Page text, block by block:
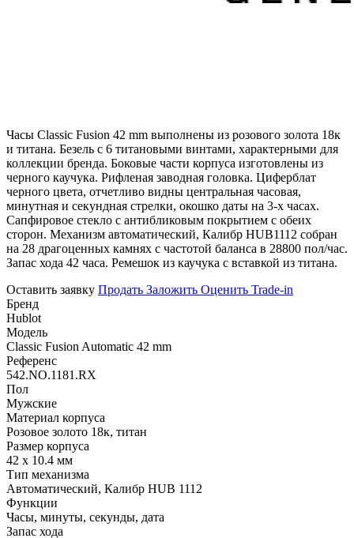
Часы Classic Fusion 42 mm выполнены из розового золота 18к
и титана. Безель с 6 титановыми винтами, характерными для
коллекции бренда. Боковые части корпуса изготовлены из
черного каучука. Рифленая заводная головка. Циферблат
черного цвета, отчетливо видны центральная часовая,
минутная и секундная стрелки, окошко даты на 3-х часах.
Сапфировое стекло с антибликовым покрытием с обеих
сторон. Механизм автоматический, Калибр HUB1112 собран
на 28 драгоценных камнях с частотой баланса в 28800 пол/час.
Запас хода 42 часа. Ремешок из каучука с вставкой из титана.
Оставить заявку Продать Заложить Оценить Trade-in
Бренд
Hublot
Модель
Classic Fusion Automatic 42 mm
Референс
542.NO.1181.RX
Пол
Мужские
Материал корпуса
Розовое золото 18к, титан
Размер корпуса
42 х 10.4 мм
Тип механизма
Автоматический, Калибр HUB 1112
Функции
Часы, минуты, секунды, дата
Запас хода